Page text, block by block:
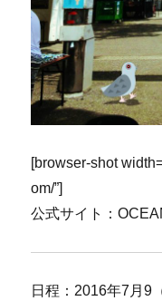
[browser-shot
om/”]
公式サイト：
日程：2016年7月9